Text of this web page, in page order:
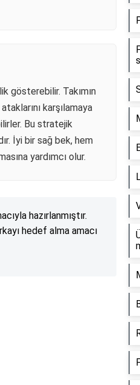
gösterebilir. Takımın
karşılamaya
Bu stratejik
İyi bir sağ bek, hem
yardımcı olur.
hazırlanmıştır.
hedef alma amacı